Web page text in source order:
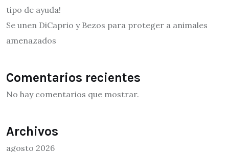
tipo de ayuda!
Se unen DiCaprio y Bezos para proteger a animales
amenazados
Comentarios recientes
No hay comentarios que mostrar.
Archivos
agosto 2026